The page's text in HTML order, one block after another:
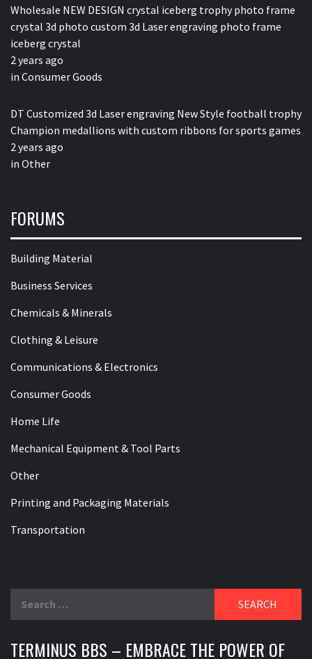
Wholesale NEW DESIGN crystal iceberg trophy photo frame
crystal 3d photo custom 3d Laser engraving photo frame
iceberg crystal
2 years ago
in Consumer Goods
DT Customized 3d Laser engraving New Style football trophy
Champion medallions with custom ribbons for sports games
2 years ago
in Other
FORUMS
Building Material
Business Services
Chemicals & Minerals
Clothing & Leisure
Communications & Electronics
Consumer Goods
Home Life
Mechanical Equipment & Tool Parts
Other
Printing and Packaging Materials
Transportation
TERMINUS BBS – EMBRACE THE POWER OF